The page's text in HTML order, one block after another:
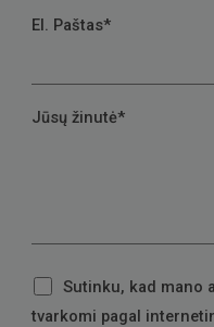
El. Paštas*
Jūsų žinutė*
Sutinku, kad mano
tvarkomi pagal